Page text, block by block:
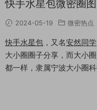
快手水星包微密圈
2024-05-19 微密热点
快手水星包 ，又名安然同学
大小圈圈子分享，而大小
都一样，隶属宁波大小圈科